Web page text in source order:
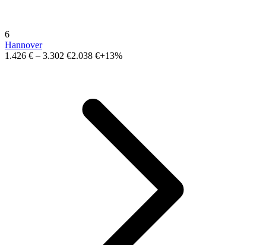
6
Hannover
1.426 € – 3.302 €2.038 €+13%